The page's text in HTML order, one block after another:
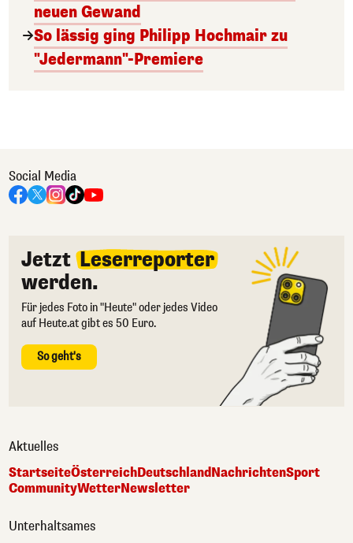
neuen Gewand
So lässig ging Philipp Hochmair zu
"Jedermann"-Premiere
Social Media
Jetzt Leserreporter
werden.
Für jedes Foto in "Heute" oder jedes Video
auf Heute.at gibt es 50 Euro.
So geht's
Aktuelles
StartseiteÖsterreichDeutschlandNachrichtenSport
CommunityWetterNewsletter
Unterhaltsames